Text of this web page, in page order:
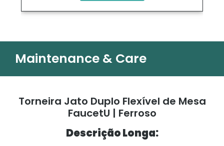
Maintenance & Care
Torneira Jato Duplo Flexível de Mesa
FaucetU | Ferroso
Descrição Longa: